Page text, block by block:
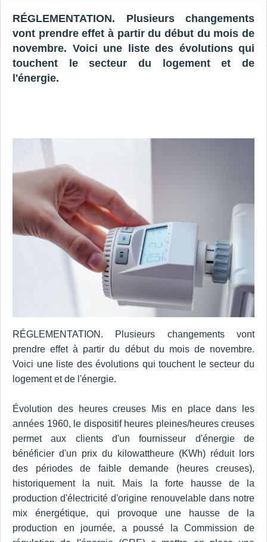
RÉGLEMENTATION. Plusieurs changements
vont prendre effet à partir du début du mois de
novembre. Voici une liste des évolutions qui
touchent le secteur du logement et de
l'énergie.
RÉGLEMENTATION. Plusieurs changements vont
prendre effet à partir du début du mois de novembre.
Voici une liste des évolutions qui touchent le secteur du
logement et de l'énergie.
Évolution des heures creuses Mis en place dans les
années 1960, le dispositif heures pleines/heures creuses
permet aux clients d'un fournisseur d'énergie de
bénéficier d'un prix du kilowattheure (KWh) réduit lors
des périodes de faible demande (heures creuses),
historiquement la nuit. Mais la forte hausse de la
production d'électricité d'origine renouvelable dans notre
mix énergétique, qui provoque une hausse de la
production en journée, a poussé la Commission de